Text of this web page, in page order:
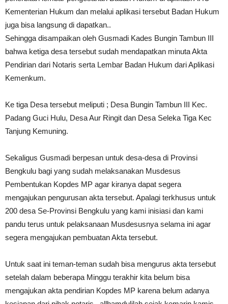
Kementerian Hukum dan melalui aplikasi tersebut Badan Hukum
juga bisa langsung di dapatkan..
Sehingga disampaikan oleh Gusmadi Kades Bungin Tambun III
bahwa ketiga desa tersebut sudah mendapatkan minuta Akta
Pendirian dari Notaris serta Lembar Badan Hukum dari Aplikasi
Kemenkum.
Ke tiga Desa tersebut meliputi ; Desa Bungin Tambun III Kec.
Padang Guci Hulu, Desa Aur Ringit dan Desa Seleka Tiga Kec
Tanjung Kemuning.
Sekaligus Gusmadi berpesan untuk desa-desa di Provinsi
Bengkulu bagi yang sudah melaksanakan Musdesus
Pembentukan Kopdes MP agar kiranya dapat segera
mengajukan pengurusan akta tersebut. Apalagi terkhusus untuk
200 desa Se-Provinsi Bengkulu yang kami inisiasi dan kami
pandu terus untuk pelaksanaan Musdesusnya selama ini agar
segera mengajukan pembuatan Akta tersebut.
Untuk saat ini teman-teman sudah bisa mengurus akta tersebut
setelah dalam beberapa Minggu terakhir kita belum bisa
mengajukan akta pendirian Kopdes MP karena belum adanya